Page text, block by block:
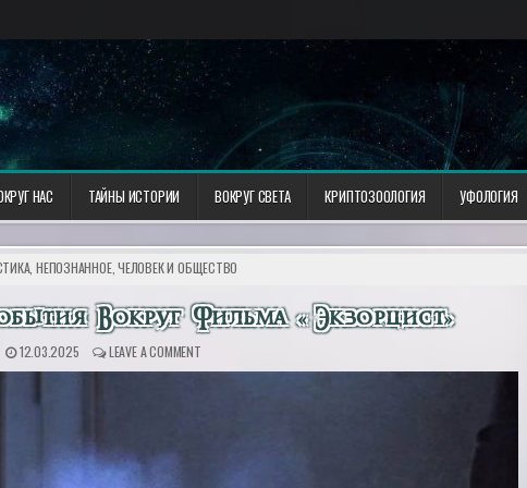
НАС ТАЙНЫ ИСТОРИИ ВОКРУГ СВЕТА КРИПТОЗООЛОГИЯ УФОЛОГИЯ
НЕПОЗНАННОЕ,ЧЕЛОВЕК И ОБЩЕСТВО
Вокруг Фильма «Экзорцист»
12.03.2025 LEAVE A COMMENT